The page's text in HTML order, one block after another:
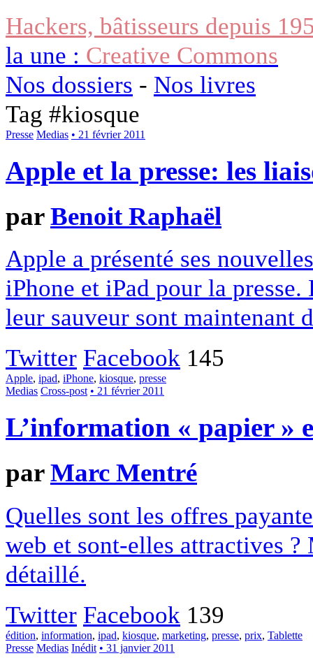
Hackers, bâtisseurs depuis
la une : Creative Commons
Nos dossiers - Nos livres
Tag #kiosque
Presse Medias • 21 février 2011
Apple et la presse: les
parBenoit Raphaël
Apple a présenté ses
iPhone et iPad pour la
leur sauveur sont maintenant
Twitter Facebook 145
Apple, ipad, iPhone, kiosque, presse
Medias Cross-post • 21 février 2011
L’information « papier »
parMarc Mentré
Quelles sont les offres
web et sont-elles attractives
détaillé.
Twitter Facebook 139
édition, information, ipad, kiosque, marketing, presse, prix, Tablette
Presse Medias Inédit • 31 janvier 2011